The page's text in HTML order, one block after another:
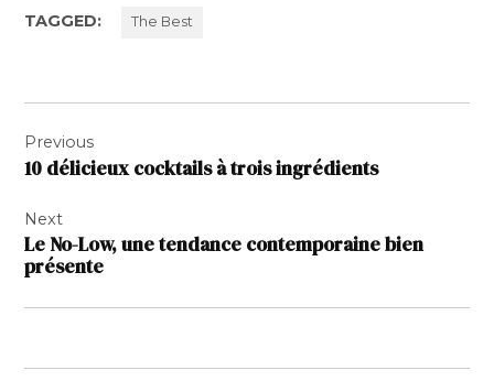
TAGGED: The Best
de
l’article
Previous
10 délicieux cocktails à trois ingrédients
Next
Le No-Low, une tendance contemporaine bien
présente